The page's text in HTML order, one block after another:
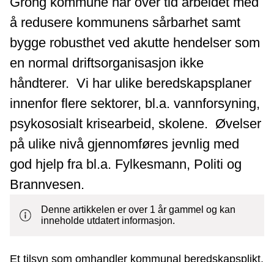
å redusere kommunens sårbarhet samt
bygge robusthet ved akutte hendelser som
en normal driftsorganisasjon ikke
håndterer. Vi har ulike beredskapsplaner
innenfor flere sektorer, bl.a. vannforsyning,
psykososialt krisearbeid, skolene. Øvelser
på ulike nivå gjennomføres jevnlig med
god hjelp fra bl.a. Fylkesmann, Politi og
Brannvesen.
Denne artikkelen er over 1 år gammel og kan
inneholde utdatert informasjon.
Et tilsyn som omhandler kommunal beredskapsplikt,